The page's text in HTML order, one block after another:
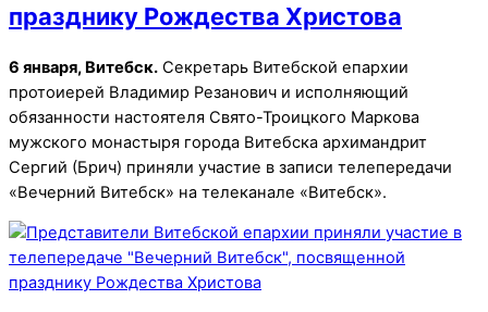
празднику Рождества Христова
6 января, Витебск. Секретарь Витебской епархии
протоиерей Владимир Резанович и исполняющий
обязанности настоятеля Свято-Троицкого Маркова
мужского монастыря города Витебска архимандрит
Сергий (Брич) приняли участие в записи телепередачи
«Вечерний Витебск» на телеканале «Витебск».